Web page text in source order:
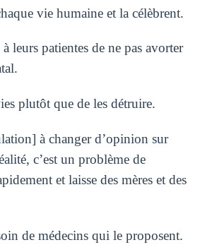
vie humaine et la célèbrent.
leurs patientes de ne pas avorter
plutôt que de les détruire.
à changer d’opinion sur
c’est un problème de
et laisse des mères et des
de médecins qui le proposent.